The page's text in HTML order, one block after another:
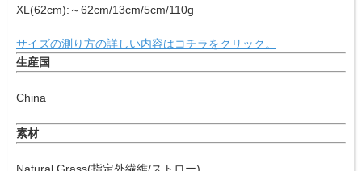
XL(62cm):～62cm/13cm/5cm/110g
サイズの測り方の詳しい内容はコチラをクリック。
生産国
China
素材